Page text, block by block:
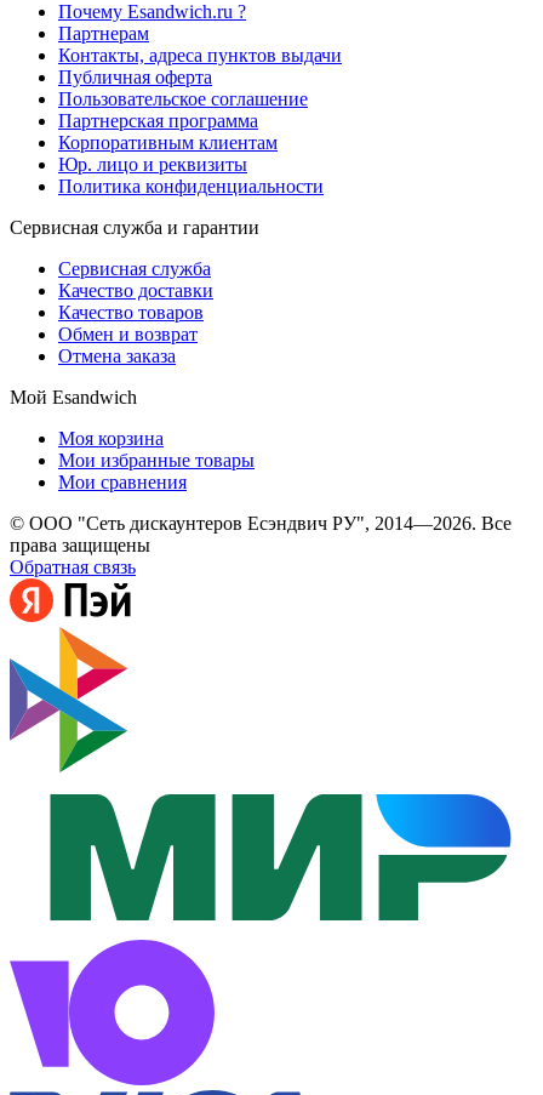
Почему Esandwich.ru ?
Партнерам
Контакты, адреса пунктов выдачи
Публичная оферта
Пользовательское соглашение
Партнерская программа
Корпоративным клиентам
Юр. лицо и реквизиты
Политика конфиденциальности
Сервисная служба и гарантии
Сервисная служба
Качество доставки
Качество товаров
Обмен и возврат
Отмена заказа
Мой Esandwich
Моя корзина
Мои избранные товары
Мои сравнения
© ООО "Сеть дискаунтеров Есэндвич РУ", 2014—2026. Все
права защищены
Обратная связь